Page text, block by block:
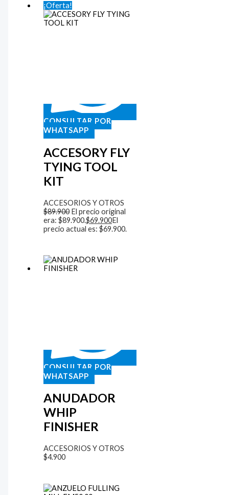
¡Oferta!
CONSULTAR POR
WHATSAPP
ACCESORY FLY
TYING TOOL
KIT
ACCESORIOS Y OTROS
$89.900 El precio original
era: $89.900.$69.900El
precio actual es: $69.900.
CONSULTAR POR
WHATSAPP
ANUDADOR
WHIP
FINISHER
ACCESORIOS Y OTROS
$4.900